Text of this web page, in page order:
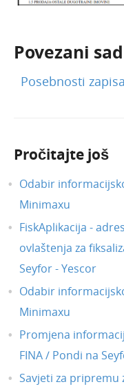
Povezani
Posebnosti
Pročitajte još
Odabir
Minimaxu
FiskAplikacija -
ovlaštenja za
Seyfor - Yescor
Odabir
Minimaxu
Promjena
FINA / Pondi na
Savjeti za pripremu